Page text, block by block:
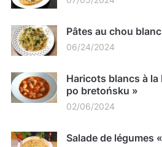
Pâtes au chou
06/24/2024
Haricots blancs à
po bretońsku »
02/06/2024
Salade de légumes